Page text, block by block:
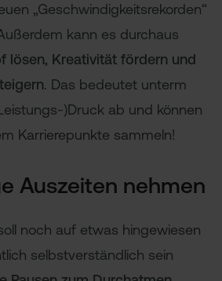
„Geschwindigkeitsrekorden“
kann es durchaus
lösen, Kreativität fördern und
. Das bedeutet unterm
)Druck ab und können
Karrierepunkte sammeln!
Auszeiten nehmen
noch auf etwas hingewiesen
selbstverständlich sein